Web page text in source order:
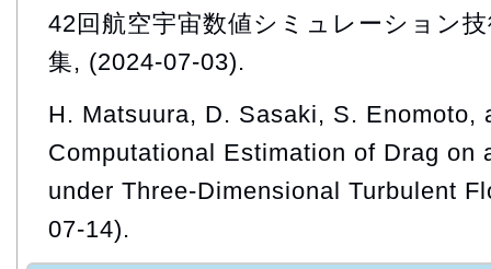
42回航空宇宙数値シミュレーション
集, (2024-07-03).
H. Matsuura, D. Sasaki, S. Enomoto,
Computational Estimation of Drag on
under Three-Dimensional Turbulent
07-14).